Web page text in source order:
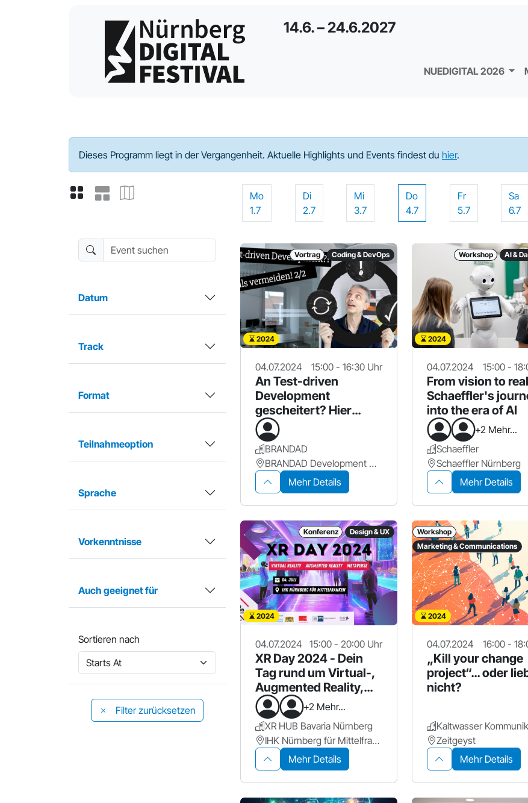
14.6. – 24.6.2027
NUEDIGITAL 2026
Programm - 2024
Dieses Programm liegt in der Vergangenheit. Aktuelle Highlights und Events findest du hier.
Event suchen
Datum
Track
Format
Teilnahmeoption
Sprache
Vorkenntnisse
Auch geeignet für
Sortieren nach
Filter zurücksetzen
Mo
1.7
Di
2.7
Mi
3.7
Do
4.7
Fr
5.7
Sa
6.7
Vortrag Coding & DevOps
2024
04.07.2024 15:00 - 16:30 Uhr
An Test-driven
Development
gescheitert? Hier
erfährst du, warum.
BRANDAD
BRANDAD Development GmbH
Mehr Details
Workshop AI &
2024
04.07.2024 15:00 -
From vision to
Schaeffler's
into the era of AI
+2 Mehr...
Schaeffler
Schaeffler Nürnberg
Mehr Details
Konferenz Design & UX
2024
04.07.2024 15:00 - 20:00 Uhr
XR Day 2024 - Dein
Tag rund um Virtual-,
Augmented Reality,
Metaverse+2 Mehr...
XR HUB Bavaria Nürnberg
IHK Nürnberg für Mittelfranken
Mehr Details
Workshop
Marketing & Communications
2024
04.07.2024 16:00 -
„Kill your change
project“… oder
nicht?
Zeitgeyst
Mehr Details